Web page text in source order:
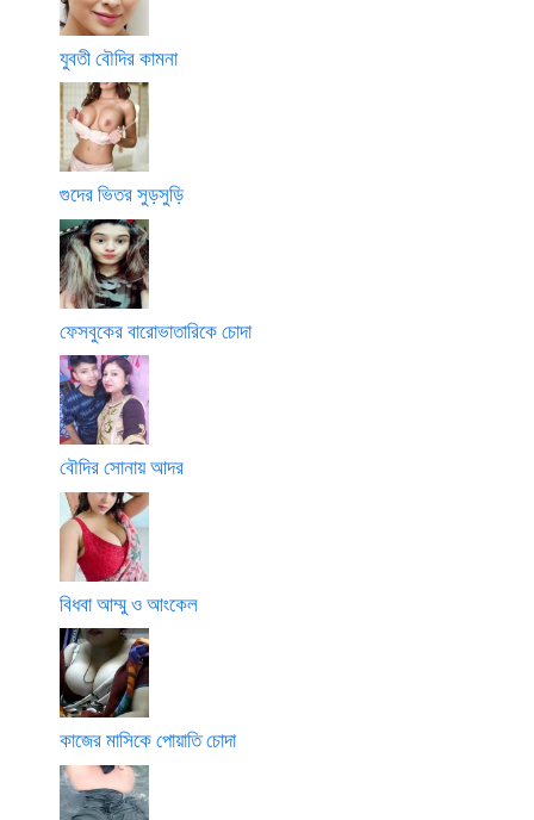
যুবতী বৌদির কামনা
গুদের ভিতর সুড়সুড়ি
ফেসবুকের বারোভাতারিকে চোদা
বৌদির সোনায় আদর
বিধবা আম্মু ও আংকেল
কাজের মাসিকে পোয়াতি চোদা